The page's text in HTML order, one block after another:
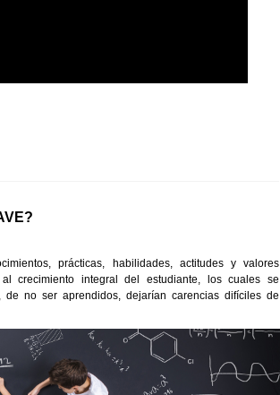
prácticas, habilidades, actitudes y valores
crecimiento integral del estudiante, los cuales se
no ser aprendidos, dejarían carencias difíciles de